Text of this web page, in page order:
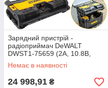
Зарядний пристрiй -
радіоприймач DeWALT
DWST1-75659 (2А, 10.8В,
14.4В, 18В, 6.9кг)
Немає в наявності
24 998,91 ₴